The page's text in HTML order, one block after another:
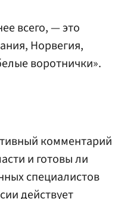
всего, — это
Норвегия,
воротнички».
комментарий
и готовы ли
специалистов
действует